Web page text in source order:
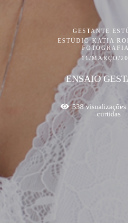
GESTANTE
ESTÚDIO KATIA
FOTOGRAFIA
11/MARÇO/
ENSAIO
338visualizações
curtidas